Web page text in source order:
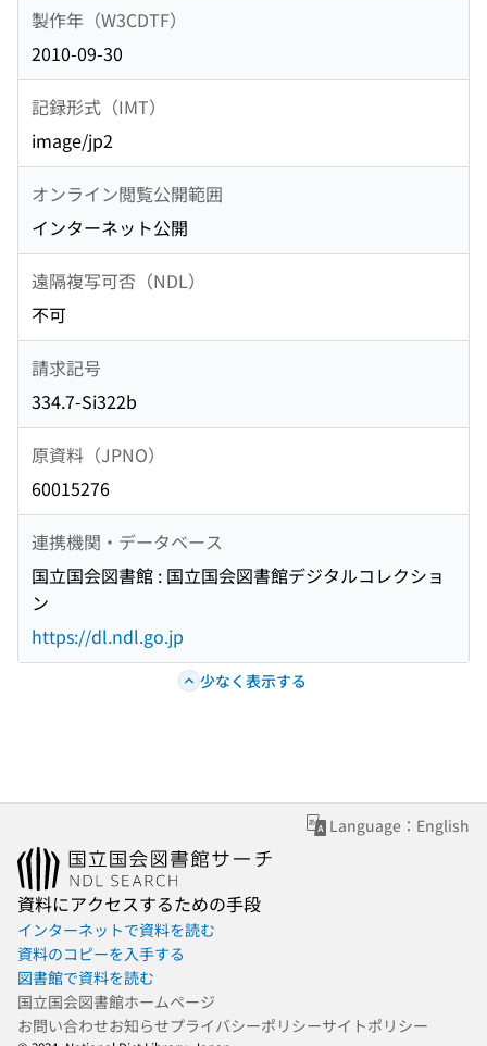
製作年（W3CDTF）
2010-09-30
記録形式（IMT）
image/jp2
オンライン閲覧公開範囲
インターネット公開
遠隔複写可否（NDL）
不可
請求記号
334.7-Si322b
原資料（JPNO）
60015276
連携機関・データベース
国立国会図書館 : 国立国会図書館デジタルコレクショ
ン
https://dl.ndl.go.jp
少なく表示する
Language：English
資料にアクセスするための手段
インターネットで資料を読む
資料のコピーを入手する
図書館で資料を読む
国立国会図書館ホームページ
お問い合わせお知らせプライバシーポリシーサイトポリシー